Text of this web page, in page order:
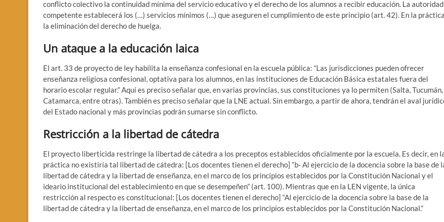
conflicto colectivo la continuidad mínima del servicio educativo y el derecho de los alumnos a recibir educación. La autoridad
competente establecerá los (…) servicios mínimos (…) que aseguren el cumplimiento de este principio (art. 42). En la
la eliminación del derecho de huelga.
Un ataque a la educación laica
El art. 33 de proyecto de ley habilita la enseñanza confesional en la escuela pública: “Las jurisdicciones pueden ofrecer
enseñanza religiosa confesional, optativa para los alumnos, en las instituciones de Educación Básica estatales fuera del
horario escolar regular.” Aquí es preciso señalar que, en varias provincias, sus constituciones ya lo permiten (Salta, Tucumán,
Catamarca, entre otras). También es preciso señalar que la LNE actual. Sin embargo, a partir de ahora, tendrán el aval
del Estado nacional y más provincias podrán sumarse sin conflicto.
Restricción a la libertad de cátedra
El proyecto liberticida restringe la libertad de cátedra a los preceptos establecidos oficialmente por la escuela. Es decir, en
práctica no existiría tal libertad de cátedra: [Los docentes tienen el derecho] “b- Al ejercicio de la docencia sobre la base de
libertad de cátedra y la libertad de enseñanza, en el marco de los principios establecidos por la Constitución Nacional y el
ideario institucional del establecimiento en que se desempeñen” (art. 100). Mientras que en la LEN vigente, la única
restricción al respecto es constitucional: [Los docentes tienen el derecho] “Al ejercicio de la docencia sobre la base de la
libertad de cátedra y la libertad de enseñanza, en el marco de los principios establecidos por la Constitución Nacional.”